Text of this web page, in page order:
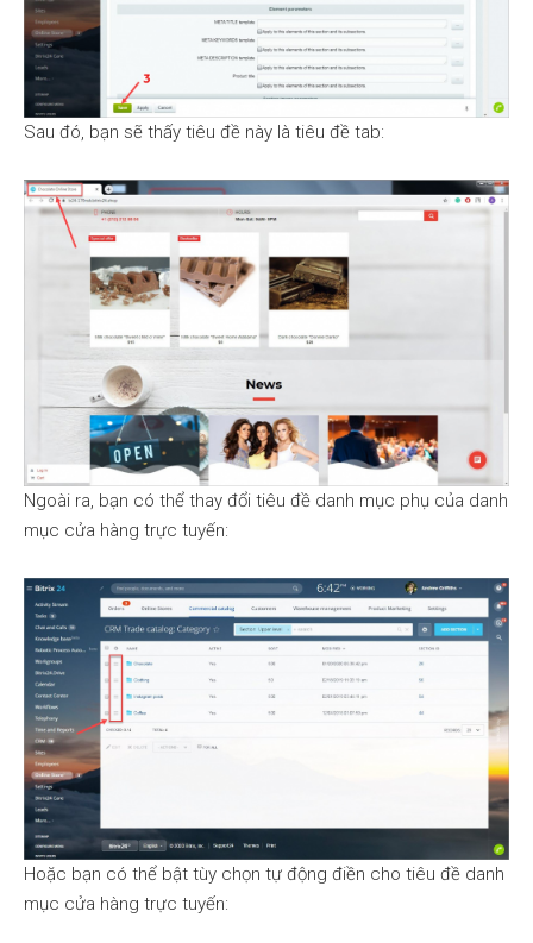
Sau đó, bạn sẽ thấy tiêu đề này là tiêu đề tab:
Ngoài ra, bạn có thể thay đổi tiêu đề danh mục phụ của danh
mục cửa hàng trực tuyến:
Hoặc bạn có thể bật tùy chọn tự động điền cho tiêu đề danh
mục cửa hàng trực tuyến: